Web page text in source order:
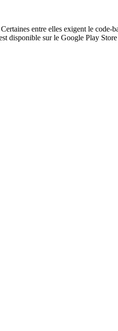
entre elles exigent le
disponible sur le Google Play